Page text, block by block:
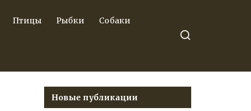
Птицы Рыбки Собаки
Новые публикации